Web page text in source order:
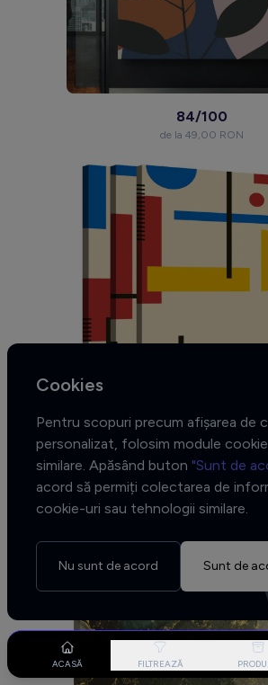
84/100
de la 49,00 RON
Bundle · 70/100
de la 129,00 RON
ACASĂ FILTREAZĂ
Cookies
Pentru scopuri precum afișarea de
personalizat, folosim module
similare. Apăsând buton "Sunt de
acord să permiți colectarea de
cookie-uri sau tehnologii similare.
Nu sunt de acord Sunt de